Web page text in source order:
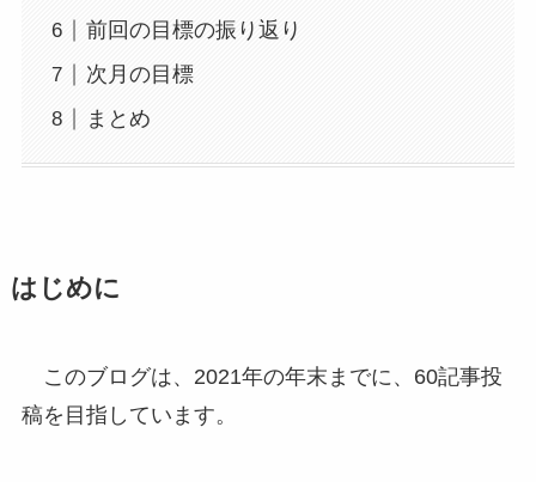
前回の目標の振り返り
次月の目標
まとめ
はじめに
このブログは、2021年の年末までに、60記事投
稿を目指しています。